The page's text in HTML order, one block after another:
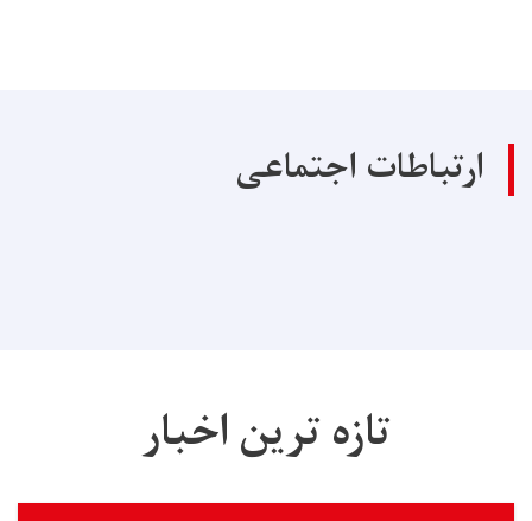
ارتباطات اجتماعی
تازه ترین اخبار